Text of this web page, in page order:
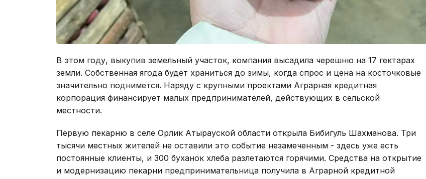
В этом году, выкупив земельный участок, компания высадила черешню на 17 гектарах
земли. Собственная ягода будет храниться до зимы, когда спрос и цена на косточковые
значительно поднимется. Наряду с крупными проектами Аграрная кредитная
корпорация финансирует малых предпринимателей, действующих в сельской
местности.
Первую пекарню в селе Орлик Атырауской области открыла Бибигуль Шахманова. Три
тысячи местных жителей не оставили это событие незамеченным - здесь уже есть
постоянные клиенты, и 300 буханок хлеба разлетаются горячими. Средства на открытие
и модернизацию пекарни предпринимательница получила в Аграрной кредитной